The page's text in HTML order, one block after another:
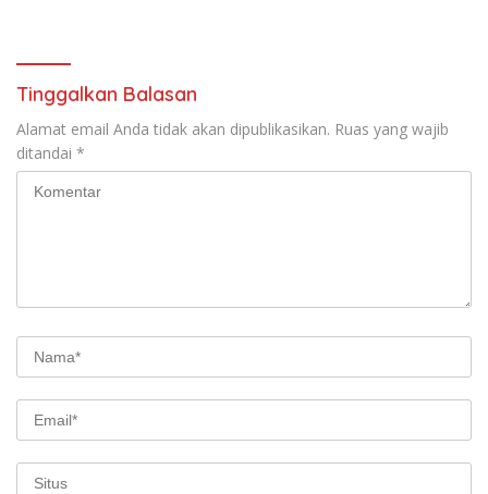
Tinggalkan Balasan
Alamat email Anda tidak akan dipublikasikan. Ruas yang wajib
ditandai *